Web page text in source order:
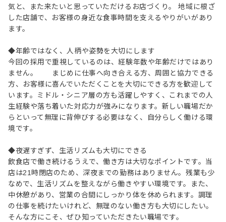
気と、また来たいと思っていただけるお店づくり。 地域に根ざ
した店舗で、お客様の身近な食事時間を支えるやりがいがあり
ます。
◆年齢ではなく、人柄や姿勢を大切にします
今回の採用で重視しているのは、経験年数や年齢だけではあり
ません。 まじめに仕事へ向き合える方、周囲と協力できる
方、お客様に喜んでいただくことを大切にできる方を歓迎して
います。ミドル・シニア層の方も活躍しやすく、これまでの人
生経験や落ち着いた対応力が強みになります。新しい職場だか
らといって無理に背伸びする必要はなく、自分らしく働ける環
境です。
◆夜遅すぎず、生活リズムも大切にできる
飲食店で働き続けるうえで、働き方は大切なポイントです。当
店は21時閉店のため、深夜までの勤務はありません。残業も少
なめで、生活リズムを整えながら働きやすい環境です。また、
中休憩があり、営業の合間にしっかり体を休められます。調理
の仕事を続けたいけれど、無理のない働き方も大切にしたい。
そんな方にこそ、ぜひ知っていただきたい職場です。